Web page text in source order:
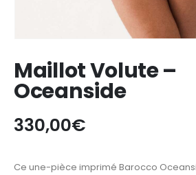
Maillot Volute –
Oceanside
330,00€
Ce une-pièce imprimé Barocco